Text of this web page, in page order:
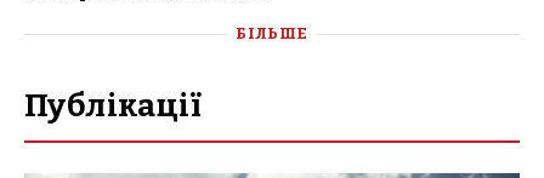
БІЛЬШЕ
Публікації